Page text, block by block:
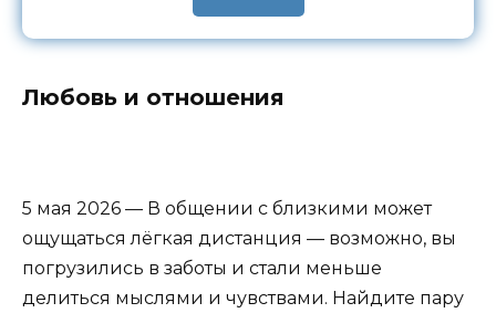
Любовь и отношения
5 мая 2026 — В общении с близкими может
ощущаться лёгкая дистанция — возможно, вы
погрузились в заботы и стали меньше
делиться мыслями и чувствами. Найдите пару